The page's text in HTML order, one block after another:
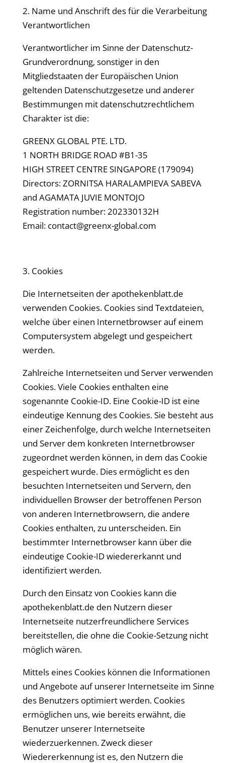
2. Name und Anschrift des für die Verarbeitung
Verantwortlichen
Verantwortlicher im Sinne der Datenschutz-
Grundverordnung, sonstiger in den
Mitgliedstaaten der Europäischen Union
geltenden Datenschutzgesetze und anderer
Bestimmungen mit datenschutzrechtlichem
Charakter ist die:
GREENX GLOBAL PTE. LTD.
1 NORTH BRIDGE ROAD #B1-35
HIGH STREET CENTRE SINGAPORE (179094)
Directors:ZORNITSA HARALAMPIEVA SABEVA
and AGAMATA JUVIE MONTOJO
Registration number:202330132H
Email: contact@greenx-global.com
3. Cookies
Die Internetseiten derapothekenblatt.de
verwenden Cookies. Cookies sind Textdateien,
welche über einen Internetbrowser auf einem
Computersystem abgelegt und gespeichert
werden.
Zahlreiche Internetseiten und Server verwenden
Cookies. Viele Cookies enthalten eine
sogenannte Cookie-ID. Eine Cookie-ID ist eine
eindeutige Kennung des Cookies. Sie besteht aus
einer Zeichenfolge, durch welche Internetseiten
und Server dem konkreten Internetbrowser
zugeordnet werden können, in dem das Cookie
gespeichert wurde. Dies ermöglicht es den
besuchten Internetseiten und Servern, den
individuellen Browser der betroffenen Person
von anderen Internetbrowsern, die andere
Cookies enthalten, zu unterscheiden. Ein
bestimmter Internetbrowser kann über die
eindeutige Cookie-ID wiedererkannt und
identifiziert werden.
Durch den Einsatz von Cookies kann die
apothekenblatt.de den Nutzern dieser
Internetseite nutzerfreundlichere Services
bereitstellen, die ohne die Cookie-Setzung nicht
möglich wären.
Mittels eines Cookies können die Informationen
und Angebote auf unserer Internetseite im Sinne
des Benutzers optimiert werden. Cookies
ermöglichen uns, wie bereits erwähnt, die
Benutzer unserer Internetseite
wiederzuerkennen. Zweck dieser
Wiedererkennung ist es, den Nutzern die